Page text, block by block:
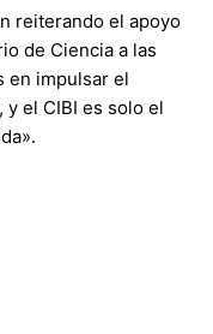
reiterando el apoyo
de Ciencia a las
en impulsar el
el CIBI es solo el